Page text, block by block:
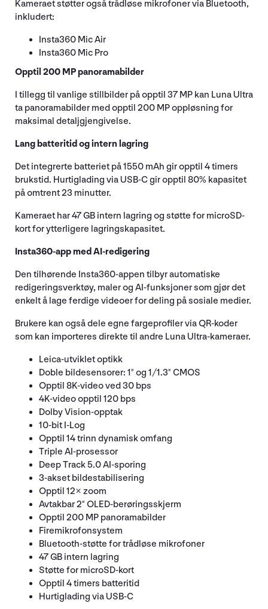
Kameraet støtter også trådløse mikrofoner via Bluetooth,
inkludert:
Insta360 Mic Air
Insta360 Mic Pro
Opptil 200 MP panoramabilder
I tillegg til vanlige stillbilder på opptil 37 MP kan Luna Ultra
ta panoramabilder med opptil 200 MP oppløsning for
maksimal detaljgjengivelse.
Lang batteritid og intern lagring
Det integrerte batteriet på 1550 mAh gir opptil 4 timers
brukstid. Hurtiglading via USB-C gir opptil 80% kapasitet
på omtrent 23 minutter.
Kameraet har 47 GB intern lagring og støtte for microSD-
kort for ytterligere lagringskapasitet.
Insta360-app med AI-redigering
Den tilhørende Insta360-appen tilbyr automatiske
redigeringsverktøy, maler og AI-funksjoner som gjør det
enkelt å lage ferdige videoer for deling på sosiale medier.
Brukere kan også dele egne fargeprofiler via QR-koder
som kan importeres direkte til andre Luna Ultra-kameraer.
Leica-utviklet optikk
Doble bildesensorer: 1" og 1/1.3" CMOS
Opptil 8K-video ved 30 bps
4K-video opptil 120 bps
Dolby Vision-opptak
10-bit I-Log
Opptil 14 trinn dynamisk omfang
Triple AI-prosessor
Deep Track 5.0 AI-sporing
3-akset bildestabilisering
Opptil 12× zoom
Avtakbar 2" OLED-berøringsskjerm
Opptil 200 MP panoramabilder
Firemikrofonsystem
Bluetooth-støtte for trådløse mikrofoner
47 GB intern lagring
Støtte for microSD-kort
Opptil 4 timers batteritid
Hurtiglading via USB-C